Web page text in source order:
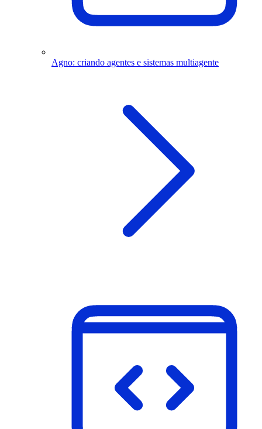
Agno: criando agentes e sistemas multiagente